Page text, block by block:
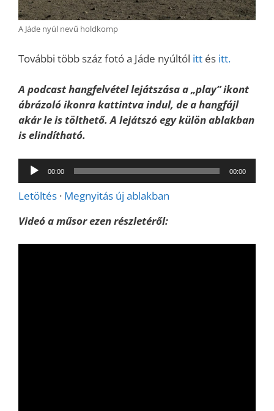
A Jáde nyúl nevű holdkomp
További több száz fotó a Jáde nyúltól itt és itt.
A podcast hangfelvétel lejátszása a „play” ikont
ábrázoló ikonra kattintva indul, de a hangfájl
akár le is tölthető. A lejátszó egy külön ablakban
is elindítható.
Audió
lejátszó
00:00 00:00
Letöltés · Megnyitás új ablakban
Videó a műsor ezen részletéről: